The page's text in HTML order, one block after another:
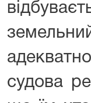
судова